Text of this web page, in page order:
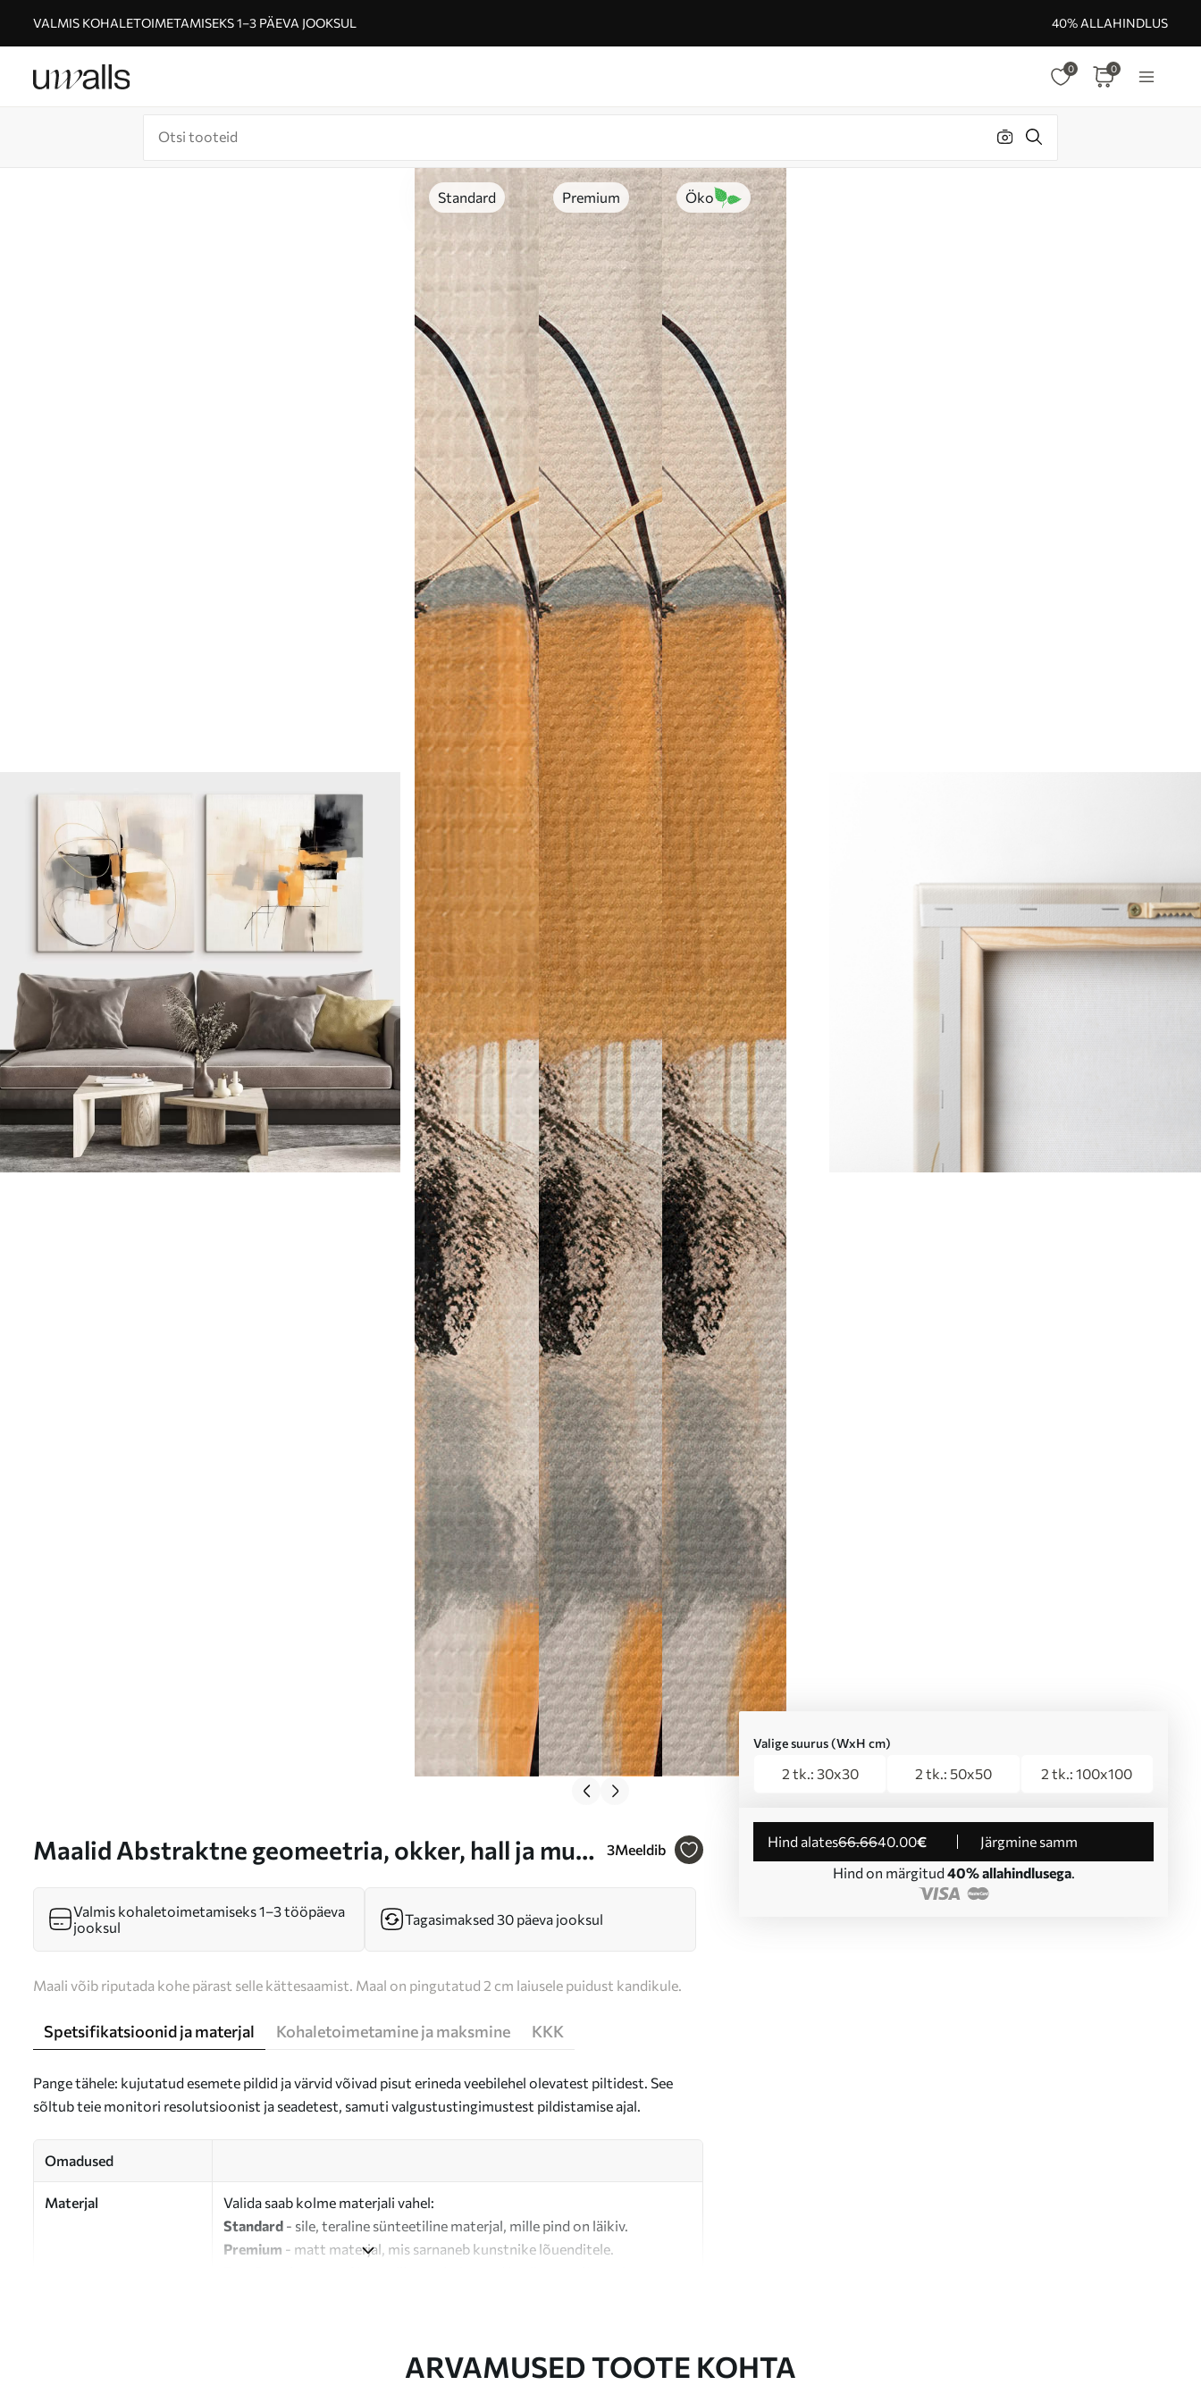
VALMIS KOHALETOIMETAMISEKS 1–3 PÄEVA JOOKSUL 40% ALLAHINDLUS
0 0
Standard Premium Öko
Maalid Abstraktne geomeetria, okker, hall ja must
3Meeldib
Valige suurus (WxH cm)
2 tk.: 30x30 2 tk.: 50x50 2 tk.: 100x100
Hind alates66.6640.00€
Järgmine samm
Hind on märgitud 40% allahindlusega.
Valmis kohaletoimetamiseks 1–3 tööpäeva
jooksul
Tagasimaksed 30 päeva jooksul
Maali võib riputada kohe pärast selle kättesaamist. Maal on pingutatud 2 cm laiusele puidust kandikule.
Spetsifikatsioonid ja materjal Kohaletoimetamine ja maksmine KKK
Pange tähele: kujutatud esemete pildid ja värvid võivad pisut erineda veebilehel olevatest piltidest. See
sõltub teie monitori resolutsioonist ja seadetest, samuti valgustustingimustest pildistamise ajal.
Omadused
Materjal
Valida saab kolme materjali vahel:
Standard - sile, teraline sünteetiline materjal, mille pind on läikiv.
Premium - matt materjal, mis sarnaneb kunstnike lõuenditele.
ARVAMUSED TOOTE KOHTA